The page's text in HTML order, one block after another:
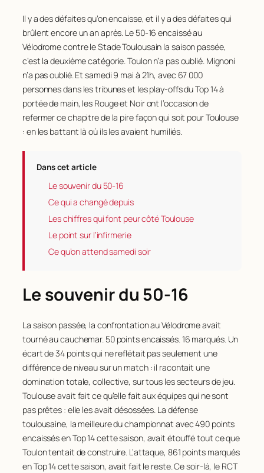
Il y a des défaites qu’on encaisse, et il y a des défaites qui
brûlent encore un an après. Le 50-16 encaissé au
Vélodrome contre le Stade Toulousain la saison passée,
c’est la deuxième catégorie. Toulon n’a pas oublié. Mignoni
n’a pas oublié. Et samedi 9 mai à 21h, avec 67 000
personnes dans les tribunes et les play-offs du Top 14 à
portée de main, les Rouge et Noir ont l’occasion de
refermer ce chapitre de la pire façon qui soit pour Toulouse
: en les battant là où ils les avaient humiliés.
Dans cet article
Le souvenir du 50-16
Ce qui a changé depuis
Les chiffres qui font peur côté Toulouse
Le point sur l’infirmerie
Ce qu’on attend samedi soir
Le souvenir du 50-16
La saison passée, la confrontation au Vélodrome avait
tourné au cauchemar. 50 points encaissés. 16 marqués. Un
écart de 34 points qui ne reflétait pas seulement une
différence de niveau sur un match : il racontait une
domination totale, collective, sur tous les secteurs de jeu.
Toulouse avait fait ce qu’elle fait aux équipes qui ne sont
pas prêtes : elle les avait désossées. La défense
toulousaine, la meilleure du championnat avec 490 points
encaissés en Top 14 cette saison, avait étouffé tout ce que
Toulon tentait de construire. L’attaque, 861 points marqués
en Top 14 cette saison, avait fait le reste. Ce soir-là, le RCT